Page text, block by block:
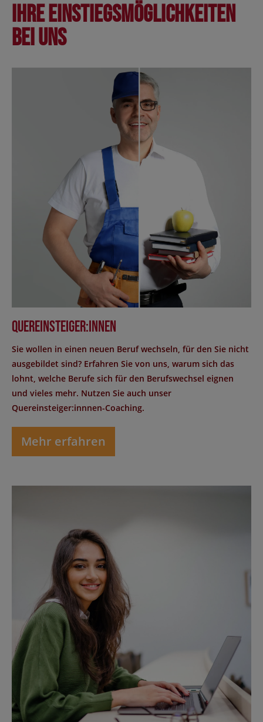
Ihre Einstiegsmöglichkeiten
bei uns
Quereinsteiger:innen
Sie wollen in einen neuen Beruf wechseln, für den Sie nicht
ausgebildet sind? Erfahren Sie von uns, warum sich das
lohnt, welche Berufe sich für den Berufswechsel eignen
und vieles mehr. Nutzen Sie auch unser
Quereinsteiger:innnen-Coaching.
Mehr erfahren